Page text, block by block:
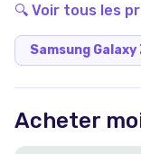
🔍 Voir tous les
Samsung
Acheter